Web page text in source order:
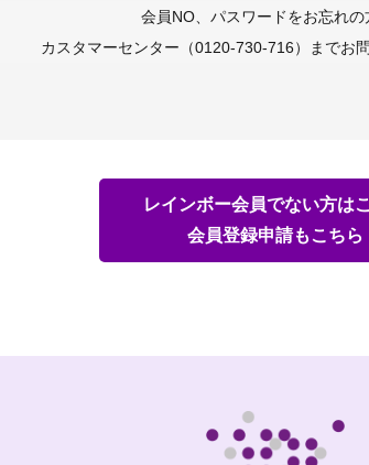
会員NO、パスワードをお忘れの
カスタマーセンター（0120-730-716）までお
レインボー会員でない方は
会員登録申請もこちら